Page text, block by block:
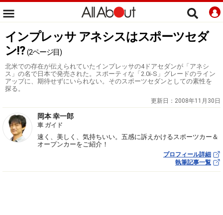
インプレッサ アネシスはスポーツセダ
ン!? (2ページ目)
北米での存在が伝えられていたインプレッサの4ドアセダンが「アネシ
ス」の名で日本で発売された。スポーティな「2.0i-S」グレードのライン
アップに、期待せずにいられない。そのスポーツセダンとしての素性を
探る。
更新日： 2008年11月30日
岡本 幸一郎
車 ガイド
速く、美しく、気持ちいい。五感に訴えかけるスポーツカー＆
オープンカーをご紹介！
プロフィール詳細
執筆記事一覧